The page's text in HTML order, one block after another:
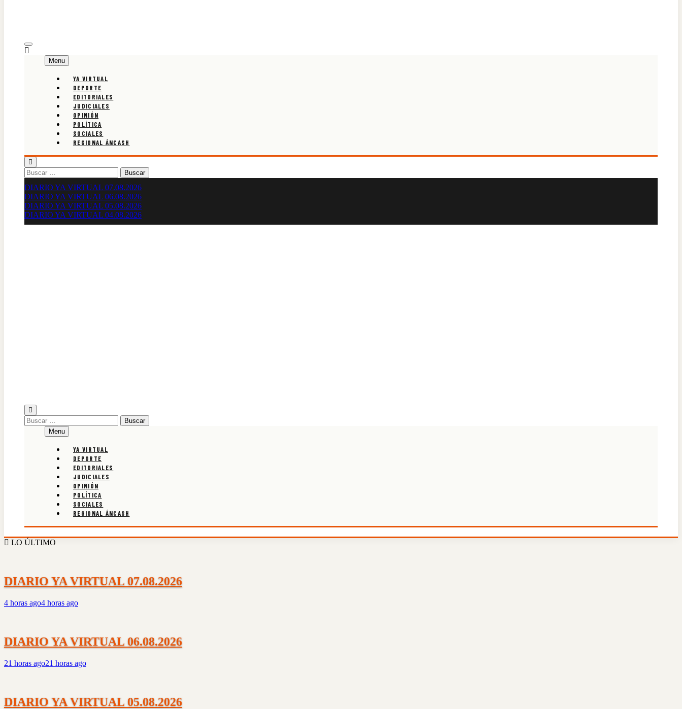
Menu
YA VIRTUAL
DEPORTE
EDITORIALES
JUDICIALES
OPINIÓN
POLÍTICA
SOCIALES
REGIONAL ÁNCASH
Buscar:
DIARIO YA VIRTUAL 07.08.2026
DIARIO YA VIRTUAL 06.08.2026
DIARIO YA VIRTUAL 05.08.2026
DIARIO YA VIRTUAL 04.08.2026
Buscar:
Menu
YA VIRTUAL
DEPORTE
EDITORIALES
JUDICIALES
OPINIÓN
POLÍTICA
SOCIALES
REGIONAL ÁNCASH
LO ÚLTIMO
DIARIO YA VIRTUAL 07.08.2026
4 horas ago4 horas ago
DIARIO YA VIRTUAL 06.08.2026
21 horas ago21 horas ago
DIARIO YA VIRTUAL 05.08.2026